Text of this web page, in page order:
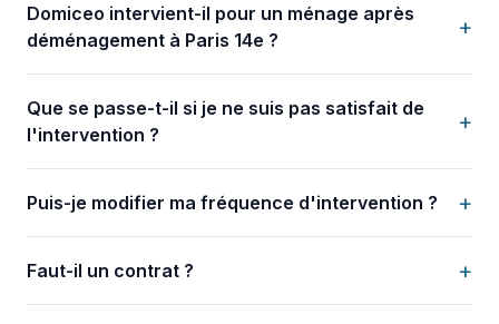
Domiceo intervient-il pour un ménage après
déménagement à Paris 14e ?
+
Que se passe-t-il si je ne suis pas satisfait de
l'intervention ?
+
Puis-je modifier ma fréquence d'intervention ? +
Faut-il un contrat ? +